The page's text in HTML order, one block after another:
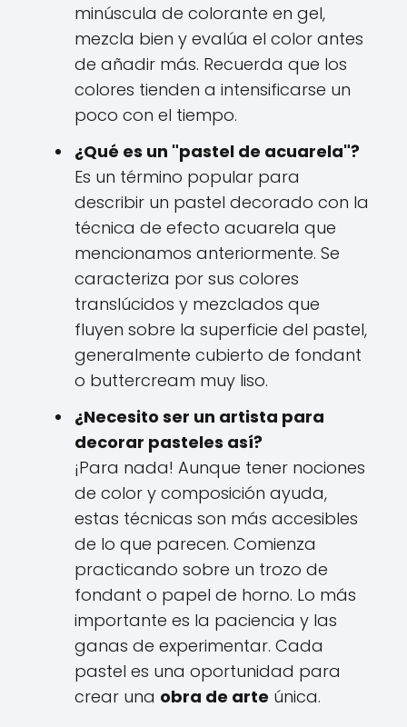
minúscula de colorante en gel,
mezcla bien y evalúa el color antes
de añadir más. Recuerda que los
colores tienden a intensificarse un
poco con el tiempo.
¿Qué es un "pastel de acuarela"?
Es un término popular para
describir un pastel decorado con la
técnica de efecto acuarela que
mencionamos anteriormente. Se
caracteriza por sus colores
translúcidos y mezclados que
fluyen sobre la superficie del pastel,
generalmente cubierto de fondant
o buttercream muy liso.
¿Necesito ser un artista para
decorar pasteles así?
¡Para nada! Aunque tener nociones
de color y composición ayuda,
estas técnicas son más accesibles
de lo que parecen. Comienza
practicando sobre un trozo de
fondant o papel de horno. Lo más
importante es la paciencia y las
ganas de experimentar. Cada
pastel es una oportunidad para
crear una obra de arte única.